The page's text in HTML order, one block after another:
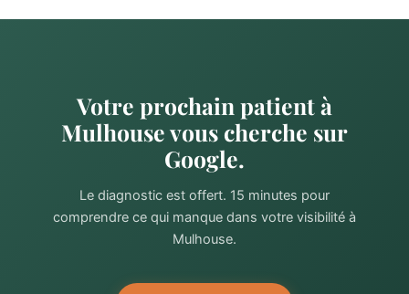
Votre prochain patient à
Mulhouse vous cherche sur
Google.
Le diagnostic est offert. 15 minutes pour
comprendre ce qui manque dans votre visibilité à
Mulhouse.